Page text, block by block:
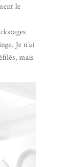
le
Je n’ai
mais